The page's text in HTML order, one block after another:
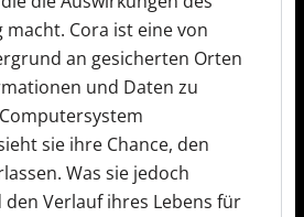
macht. Cora ist eine von
an gesicherten Orten
und Daten zu
sie ihre Chance, den
Was sie jedoch
Verlauf ihres Lebens für